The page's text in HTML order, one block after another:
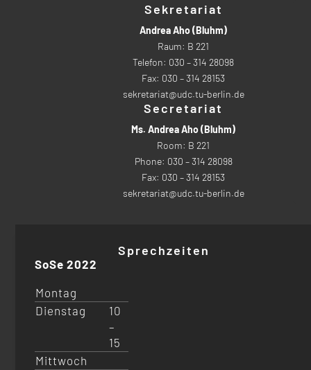
Sekretariat
Andrea Aho (Bluhm)
Raum: B 221
Telefon: 030 – 314 28098
Fax: 030 – 314 28153
sekretariat@udc.tu-berlin.de
Secretariat
Ms. Andrea Aho (Bluhm)
Room: B 221
Phone: 030 – 314 28098
Fax: 030 – 314 28153
sekretariat@udc.tu-berlin.de
Sprechzeiten
SoSe 2022
Montag
Dienstag
10
–
15
Mittwoch